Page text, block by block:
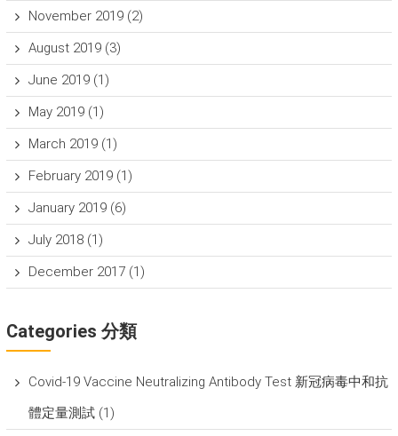
November 2019(2)
August 2019(3)
June 2019(1)
May 2019(1)
March 2019(1)
February 2019(1)
January 2019(6)
July 2018(1)
December 2017(1)
Categories 分類
Covid-19 Vaccine Neutralizing Antibody Test 新冠病毒中和抗
體定量測試(1)